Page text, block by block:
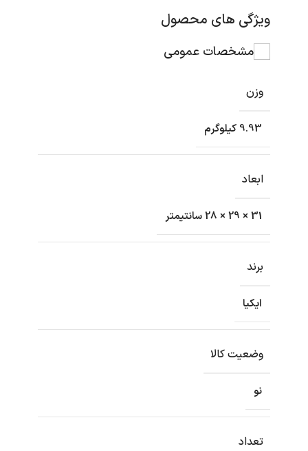
ویژگی های محصول
مشخصات عمومی
وزن
9.93 کیلوگرم
ابعاد
31 × 29 × 28 سانتیمتر
برند
ایکیا
وضعیت کالا
نو
تعداد